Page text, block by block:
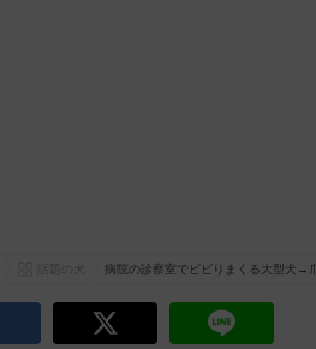
病院の診察室でビビりまくる大型犬→